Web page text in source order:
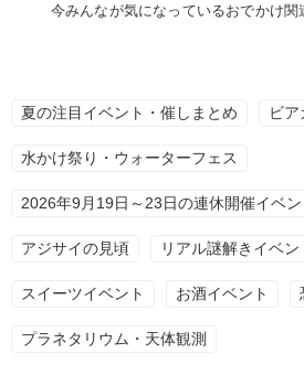
今みんなが気になっているおでかけ関
夏の注目イベント・催しまとめ ビ
水かけ祭り・ウォーターフェス
2026年9月19日～23日の連休開催イベン
アジサイの見頃 リアル謎解きイベン
スイーツイベント お酒イベント
プラネタリウム・天体観測